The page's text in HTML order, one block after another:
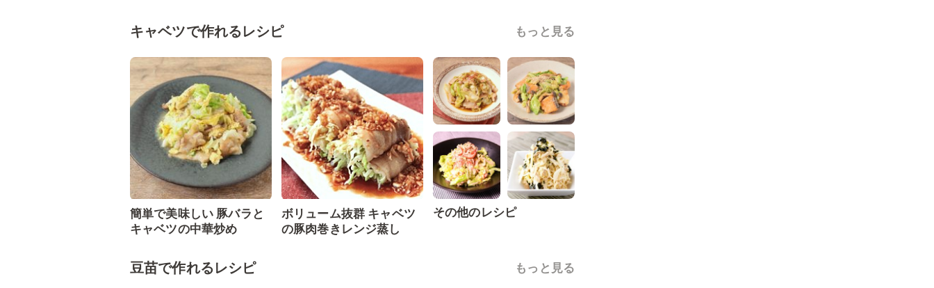
キャベツで作れるレシピ もっと見る
簡単で美味しい 豚バラと
キャベツの中華炒め
ボリューム抜群 キャベツ
の豚肉巻きレンジ蒸し
その他のレシピ
豆苗で作れるレシピ もっと見る